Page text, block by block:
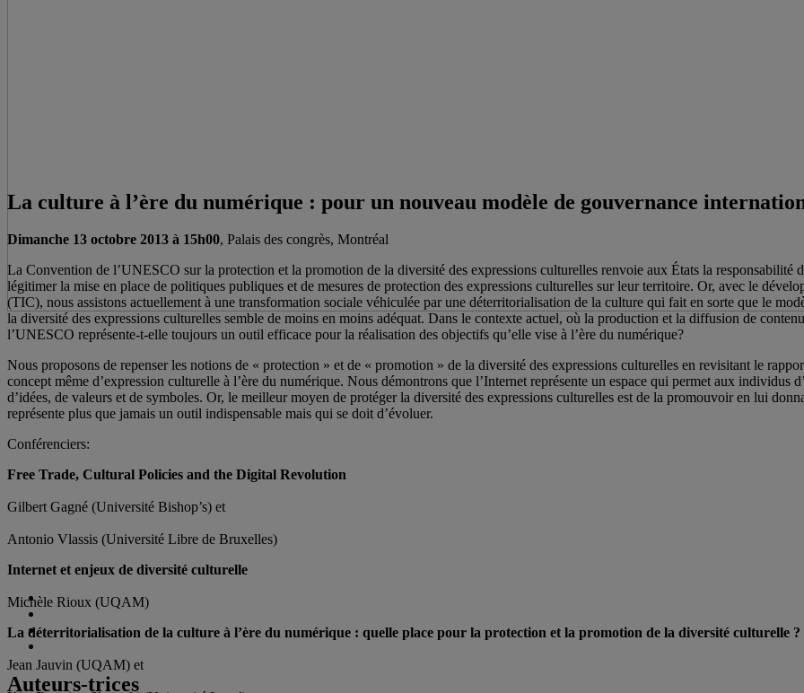
La culture à l’ère du numérique : pour un nouveau modèle de gouvernance
Dimanche 13 octobre 2013 à 15h00, Palais des congrès, Montréal
La Convention de l’UNESCO sur la protection et la promotion de la diversité des expressions culturelles renvoie aux États la
légitimer la mise en place de politiques publiques et de mesures de protection des expressions culturelles sur leur territoire. Or, avec le
(TIC), nous assistons actuellement à une transformation sociale véhiculée par une déterritorialisation de la culture qui fait en sorte que le
la diversité des expressions culturelles semble de moins en moins adéquat. Dans le contexte actuel, où la production et la diffusion de
l’UNESCO représente-t-elle toujours un outil efficace pour la réalisation des objectifs qu’elle vise à l’ère du numérique?
Nous proposons de repenser les notions de « protection » et de « promotion » de la diversité des expressions culturelles en revisitant le
concept même d’expression culturelle à l’ère du numérique. Nous démontrons que l’Internet représente un espace qui permet aux individus
d’idées, de valeurs et de symboles. Or, le meilleur moyen de protéger la diversité des expressions culturelles est de la promouvoir en lui
représente plus que jamais un outil indispensable mais qui se doit d’évoluer.
Conférenciers:
Free Trade, Cultural Policies and the Digital Revolution
Gilbert Gagné (Université Bishop’s) et
Antonio Vlassis (Université Libre de Bruxelles)
Internet et enjeux de diversité culturelle
Michèle Rioux (UQAM)
La déterritorialisation de la culture à l’ère du numérique : quelle place pour la protection et la promotion de la diversité culturelle ?
Jean Jauvin (UQAM) et
Auteurs-trices